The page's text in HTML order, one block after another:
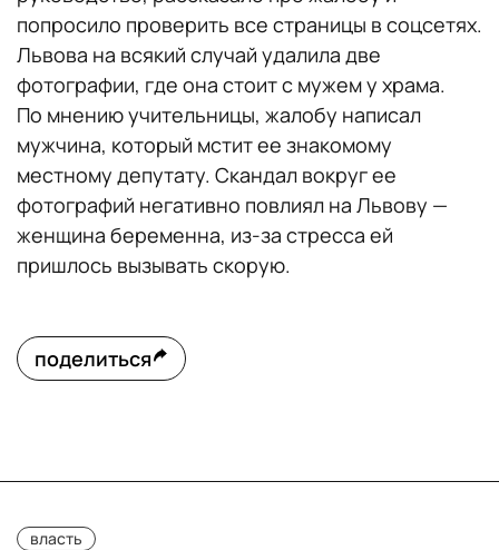
попросило проверить все страницы в соцсетях.
Львова на всякий случай удалила две
фотографии, где она стоит с мужем у храма.
По мнению учительницы, жалобу написал
мужчина, который мстит ее знакомому
местному депутату. Скандал вокруг ее
фотографий негативно повлиял на Львову —
женщина беременна, из-за стресса ей
пришлось вызывать скорую.
поделиться
власть